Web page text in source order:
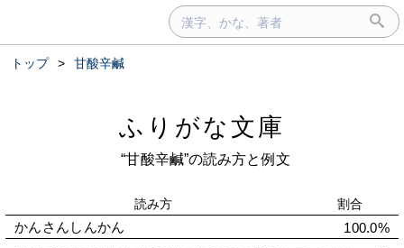
トップ > 甘酸辛鹹
ふりがな文庫
“甘酸辛鹹”の読み方と例文
読み方 割合
かんさんしんかん 100.0%